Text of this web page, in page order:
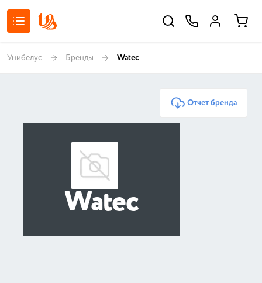
Унибелус Бренды Watec
Отчет бренда
Watec